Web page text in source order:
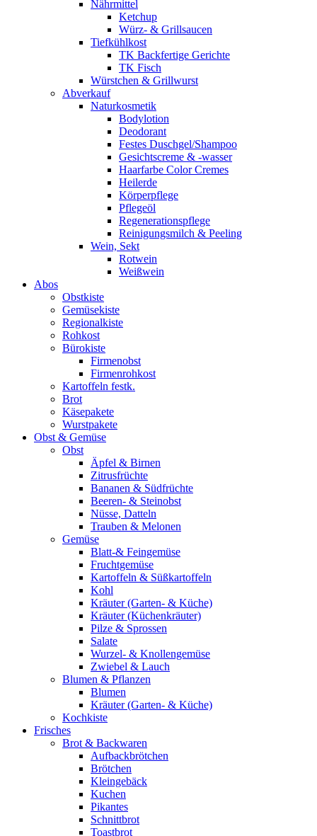
Nährmittel
Ketchup
Würz- & Grillsaucen
Tiefkühlkost
TK Backfertige Gerichte
TK Fisch
Würstchen & Grillwurst
Abverkauf
Naturkosmetik
Bodylotion
Deodorant
Festes Duschgel/Shampoo
Gesichtscreme & -wasser
Haarfarbe Color Cremes
Heilerde
Körperpflege
Pflegeöl
Regenerationspflege
Reinigungsmilch & Peeling
Wein, Sekt
Rotwein
Weißwein
Abos
Obstkiste
Gemüsekiste
Regionalkiste
Rohkost
Bürokiste
Firmenobst
Firmenrohkost
Kartoffeln festk.
Brot
Käsepakete
Wurstpakete
Obst & Gemüse
Obst
Äpfel & Birnen
Zitrusfrüchte
Bananen & Südfrüchte
Beeren- & Steinobst
Nüsse, Datteln
Trauben & Melonen
Gemüse
Blatt-& Feingemüse
Fruchtgemüse
Kartoffeln & Süßkartoffeln
Kohl
Kräuter (Garten- & Küche)
Kräuter (Küchenkräuter)
Pilze & Sprossen
Salate
Wurzel- & Knollengemüse
Zwiebel & Lauch
Blumen & Pflanzen
Blumen
Kräuter (Garten- & Küche)
Kochkiste
Frisches
Brot & Backwaren
Aufbackbrötchen
Brötchen
Kleingebäck
Kuchen
Pikantes
Schnittbrot
Toastbrot